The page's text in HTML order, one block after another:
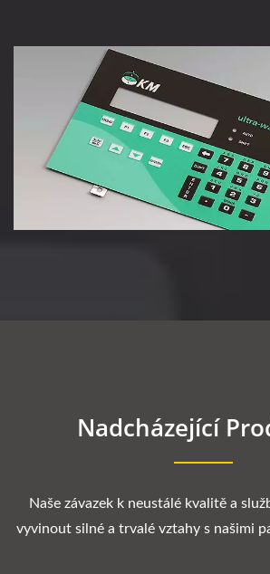
Nadcházející
Naše závazek k neustálé kvalitě a
vyvinout silné a trvalé vztahy s našimi